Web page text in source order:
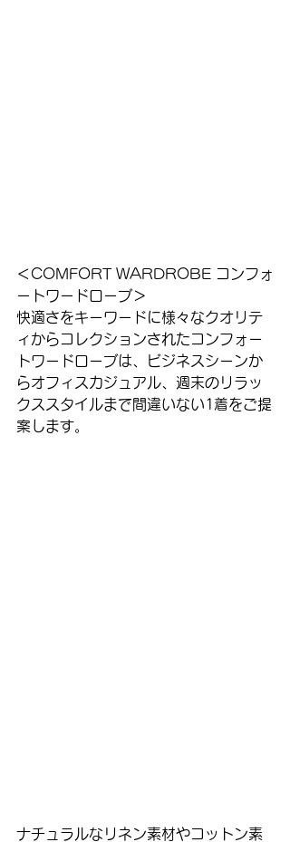
＜COMFORT WARDROBE コンフォ
ートワードローブ＞
快適さをキーワードに様々なクオリテ
ィからコレクションされたコンフォー
トワードローブは、ビジネスシーンか
らオフィスカジュアル、週末のリラッ
クススタイルまで間違いない1着をご提
案します。
ナチュラルなリネン素材やコットン素